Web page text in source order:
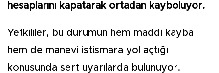
hesaplarını kapatarak ortadan kayboluyor.
Yetkililer, bu durumun hem maddi kayba
hem de manevi istismara yol açtığı
konusunda sert uyarılarda bulunuyor.